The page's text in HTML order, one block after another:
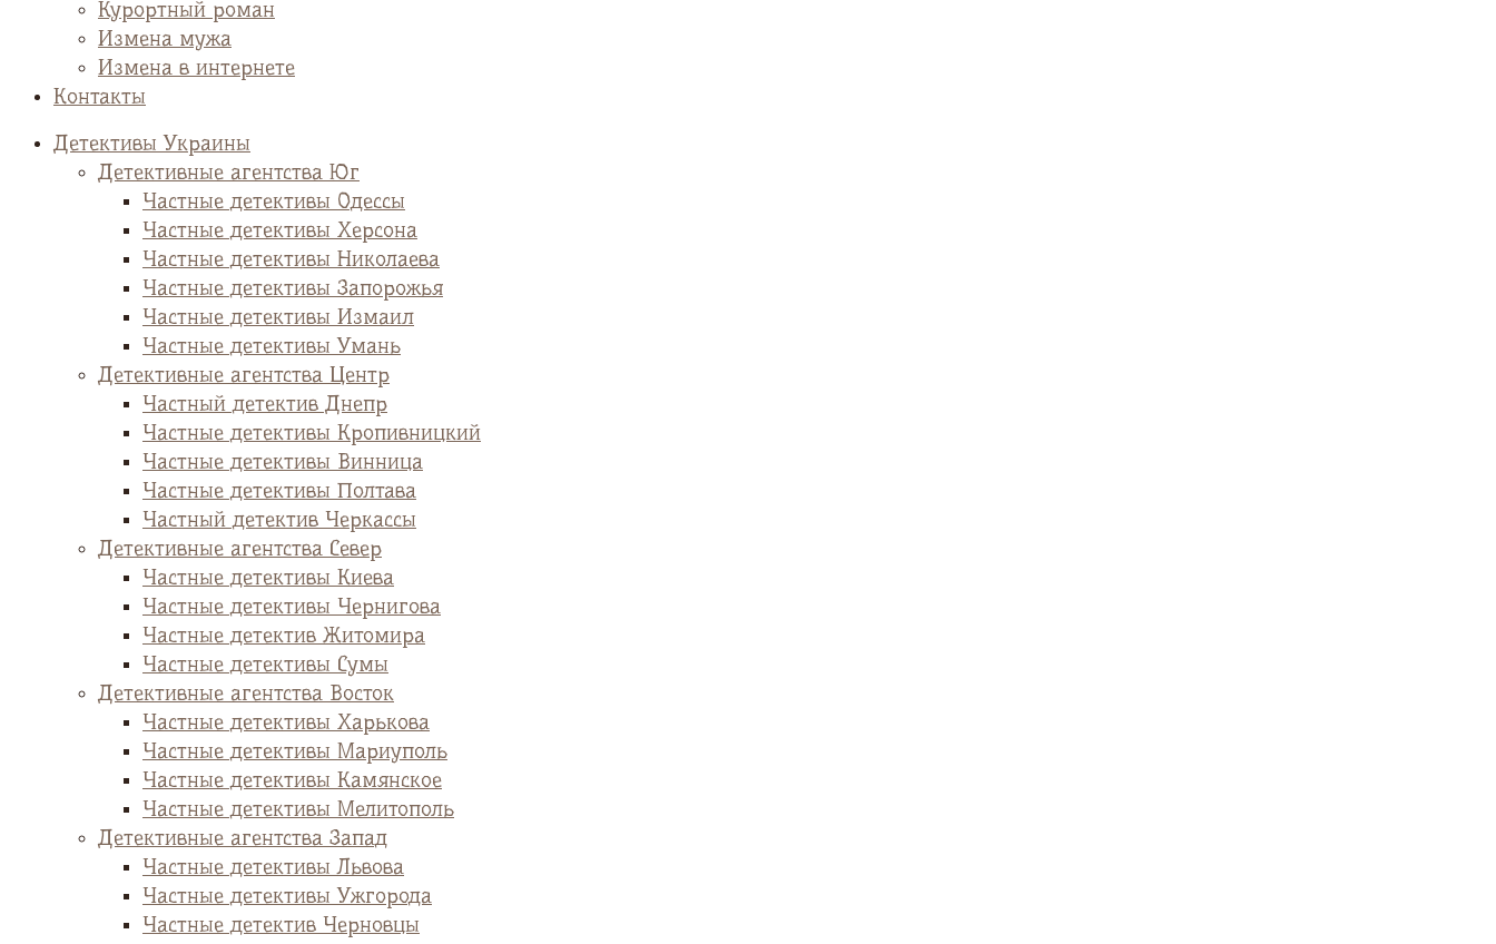
Курортный роман
Измена мужа
Измена в интернете
Контакты
Детективы Украины
Детективные агентства Юг
Частные детективы Одессы
Частные детективы Херсона
Частные детективы Николаева
Частные детективы Запорожья
Частные детективы Измаил
Частные детективы Умань
Детективные агентства Центр
Частный детектив Днепр
Частные детективы Кропивницкий
Частные детективы Винница
Частные детективы Полтава
Частный детектив Черкассы
Детективные агентства Север
Частные детективы Киева
Частные детективы Чернигова
Частные детектив Житомира
Частные детективы Сумы
Детективные агентства Восток
Частные детективы Харькова
Частные детективы Мариуполь
Частные детективы Камянское
Частные детективы Мелитополь
Детективные агентства Запад
Частные детективы Львова
Частные детективы Ужгорода
Частные детектив Черновцы